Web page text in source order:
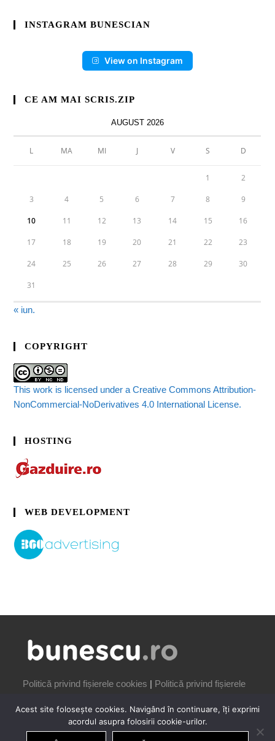
INSTAGRAM BUNESCIAN
View on Instagram
CE AM MAI SCRIS.ZIP
AUGUST 2026
L MA MI J V S D
1 2
3 4 5 6 7 8 9
10 11 12 13 14 15 16
17 18 19 20 21 22 23
24 25 26 27 28 29 30
31
« iun.
COPYRIGHT
This work is licensed under a Creative Commons Attribution-
NonCommercial-NoDerivatives 4.0 International License.
HOSTING
WEB DEVELOPMENT
Politică privind fișierele cookies | Politică privind fișierele
Acest site folosește cookies. Navigând în continuare, îți exprimi
acordul asupra folosirii cookie-urilor.